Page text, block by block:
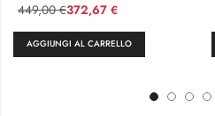
372,67 €
449,00€
AGGIUNGI AL CARRELLO